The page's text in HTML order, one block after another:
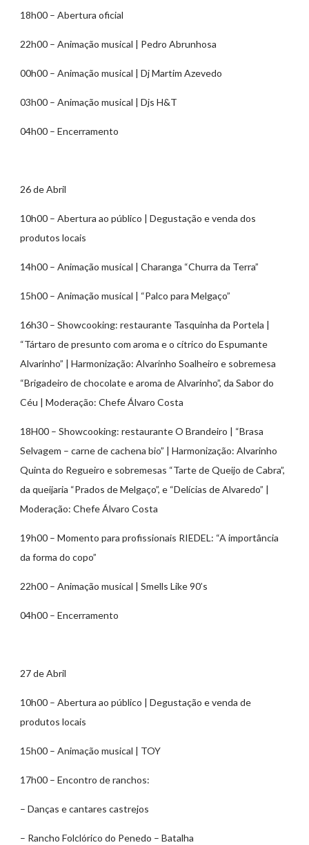
18h00 – Abertura oficial
22h00 – Animação musical | Pedro Abrunhosa
00h00 – Animação musical | Dj Martim Azevedo
03h00 – Animação musical | Djs H&T
04h00 – Encerramento
26 de Abril
10h00 – Abertura ao público | Degustação e venda dos
produtos locais
14h00 – Animação musical | Charanga “Churra da Terra”
15h00 – Animação musical | “Palco para Melgaço”
16h30 – Showcooking: restaurante Tasquinha da Portela |
“Tártaro de presunto com aroma e o cítrico do Espumante
Alvarinho” | Harmonização: Alvarinho Soalheiro e sobremesa
“Brigadeiro de chocolate e aroma de Alvarinho”, da Sabor do
Céu | Moderação: Chefe Álvaro Costa
18H00 – Showcooking: restaurante O Brandeiro | “Brasa
Selvagem – carne de cachena bio” | Harmonização: Alvarinho
Quinta do Regueiro e sobremesas “Tarte de Queijo de Cabra”,
da queijaria “Prados de Melgaço”, e “Delícias de Alvaredo” |
Moderação: Chefe Álvaro Costa
19h00 – Momento para profissionais RIEDEL: “A importância
da forma do copo”
22h00 – Animação musical | Smells Like 90’s
04h00 – Encerramento
27 de Abril
10h00 – Abertura ao público | Degustação e venda de
produtos locais
15h00 – Animação musical | TOY
17h00 – Encontro de ranchos:
– Danças e cantares castrejos
– Rancho Folclórico do Penedo – Batalha